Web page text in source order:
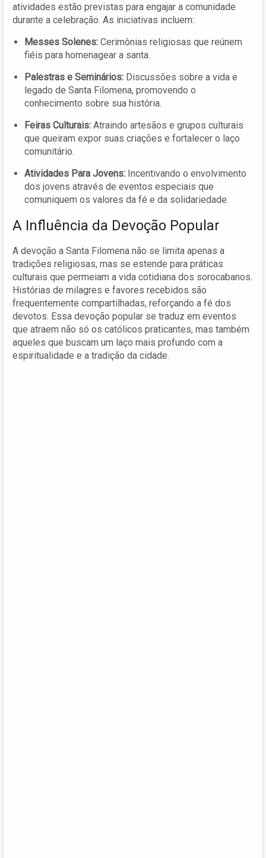
atividades estão previstas para engajar a comunidade
durante a celebração. As iniciativas incluem:
Messes Solenes: Cerimônias religiosas que reúnem
fiéis para homenagear a santa.
Palestras e Seminários: Discussões sobre a vida e
legado de Santa Filomena, promovendo o
conhecimento sobre sua história.
Feiras Culturais: Atraindo artesãos e grupos culturais
que queiram expor suas criações e fortalecer o laço
comunitário.
Atividades Para Jovens: Incentivando o envolvimento
dos jovens através de eventos especiais que
comuniquem os valores da fé e da solidariedade.
A Influência da Devoção Popular
A devoção a Santa Filomena não se limita apenas a
tradições religiosas, mas se estende para práticas
culturais que permeiam a vida cotidiana dos sorocabanos.
Histórias de milagres e favores recebidos são
frequentemente compartilhadas, reforçando a fé dos
devotos. Essa devoção popular se traduz em eventos
que atraem não só os católicos praticantes, mas também
aqueles que buscam um laço mais profundo com a
espiritualidade e a tradição da cidade.